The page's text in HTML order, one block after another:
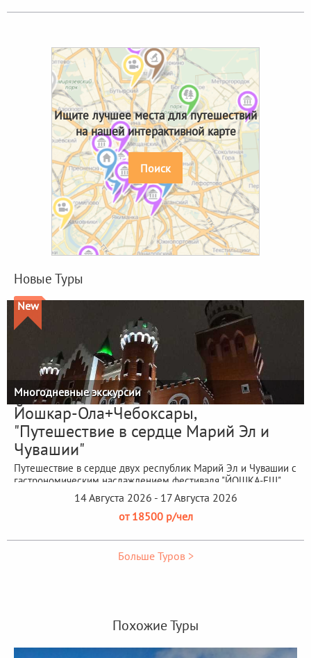
Ищите лучшее места для путешествий
на нашей интерактивной карте
Поиск
Новые Туры
New
Многодневные экскурсии
Йошкар-Ола+Чебоксары,
"Путешествие в сердце Марий Эл и
Чувашии"
Путешествие в сердце двух республик Марий Эл и Чувашии с
гастрономическим наслаждением фестиваля "ЙОШКА-ЕШ"
14 Августа 2026 - 17 Августа 2026
от 18500 р/чел
Больше Туров >
Похожие Туры